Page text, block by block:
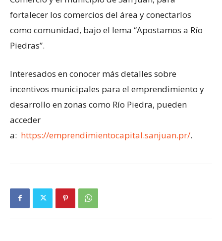
fortalecer los comercios del área y conectarlos
como comunidad, bajo el lema “Apostamos a Río
Piedras”.
Interesados en conocer más detalles sobre
incentivos municipales para el emprendimiento y
desarrollo en zonas como Río Piedra, pueden
acceder
a: https://emprendimientocapital.sanjuan.pr/.